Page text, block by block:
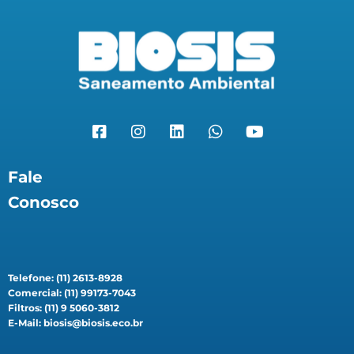
Fale
Conosco
Telefone: (11) 2613-8928
Comercial: (11) 99173-7043
Filtros: (11) 9 5060-3812
E-Mail: biosis@biosis.eco.br